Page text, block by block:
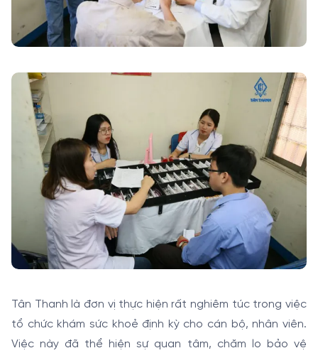
Tân Thanh là đơn vị thực hiện rất nghiêm túc trong việc
tổ chức khám sức khoẻ định kỳ cho cán bộ, nhân viên.
Việc này đã thể hiện sự quan tâm, chăm lo bảo vệ